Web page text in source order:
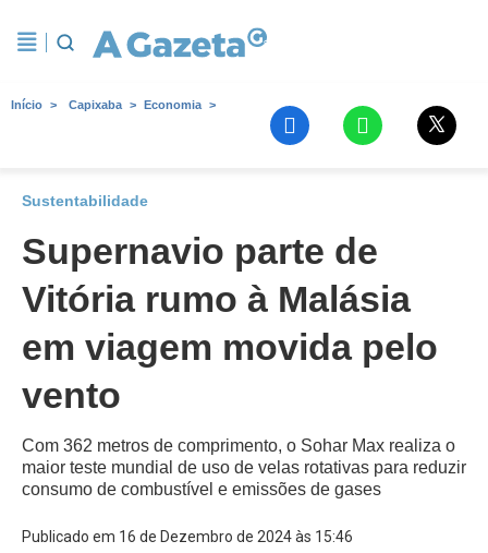
Início Capixaba Economia
Sustentabilidade
Supernavio parte de
Vitória rumo à Malásia
em viagem movida pelo
vento
Com 362 metros de comprimento, o Sohar Max realiza o
maior teste mundial de uso de velas rotativas para reduzir
consumo de combustível e emissões de gases
Publicado em 16 de Dezembro de 2024 às 15:46